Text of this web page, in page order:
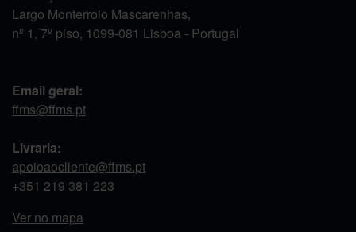
Largo Monterroio Mascarenhas,
nº 1, 7º piso, 1099-081 Lisboa - Portugal
Email geral:
ffms@ffms.pt
Livraria:
apoioaocliente@ffms.pt
+351 219 381 223
Ver no mapa